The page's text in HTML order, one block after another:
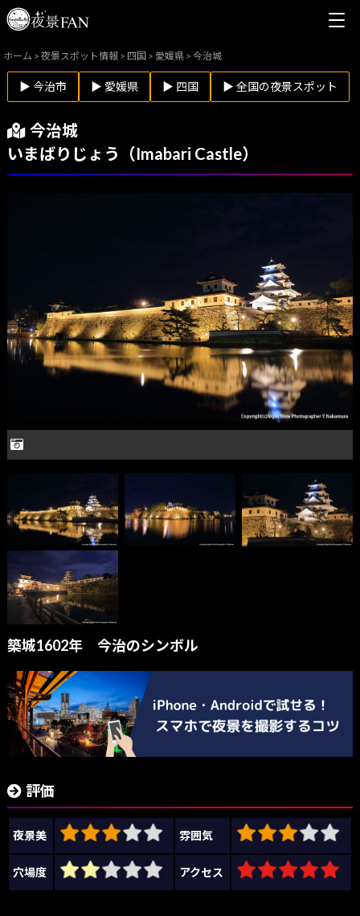
ホーム >夜景スポット情報 > 四国 > 愛媛県 >今治城
▶ 今治市 ▶ 愛媛県 ▶ 四国 ▶ 全国の夜景スポット
今治城
いまばりじょう（Imabari Castle）
築城1602年 今治のシンボル
評価
夜景美 雰囲気
穴場度 アクセス